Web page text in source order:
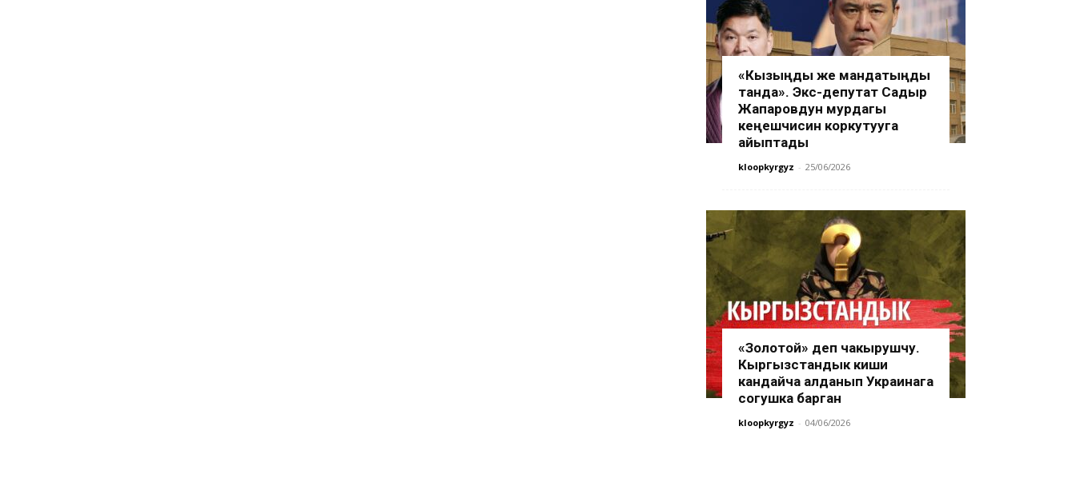
«Кызыңды же мандатыңды
танда». Экс-депутат Садыр
Жапаровдун мурдагы
кеңешчисин коркутууга
айыптады
kloopkyrgyz - 25/06/2026
«Золотой» деп чакырушчу.
Кыргызстандык киши
кандайча алданып Украинага
согушка барган
kloopkyrgyz - 04/06/2026